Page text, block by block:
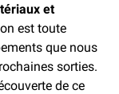
et
est toute
que nous
sorties.
de ce